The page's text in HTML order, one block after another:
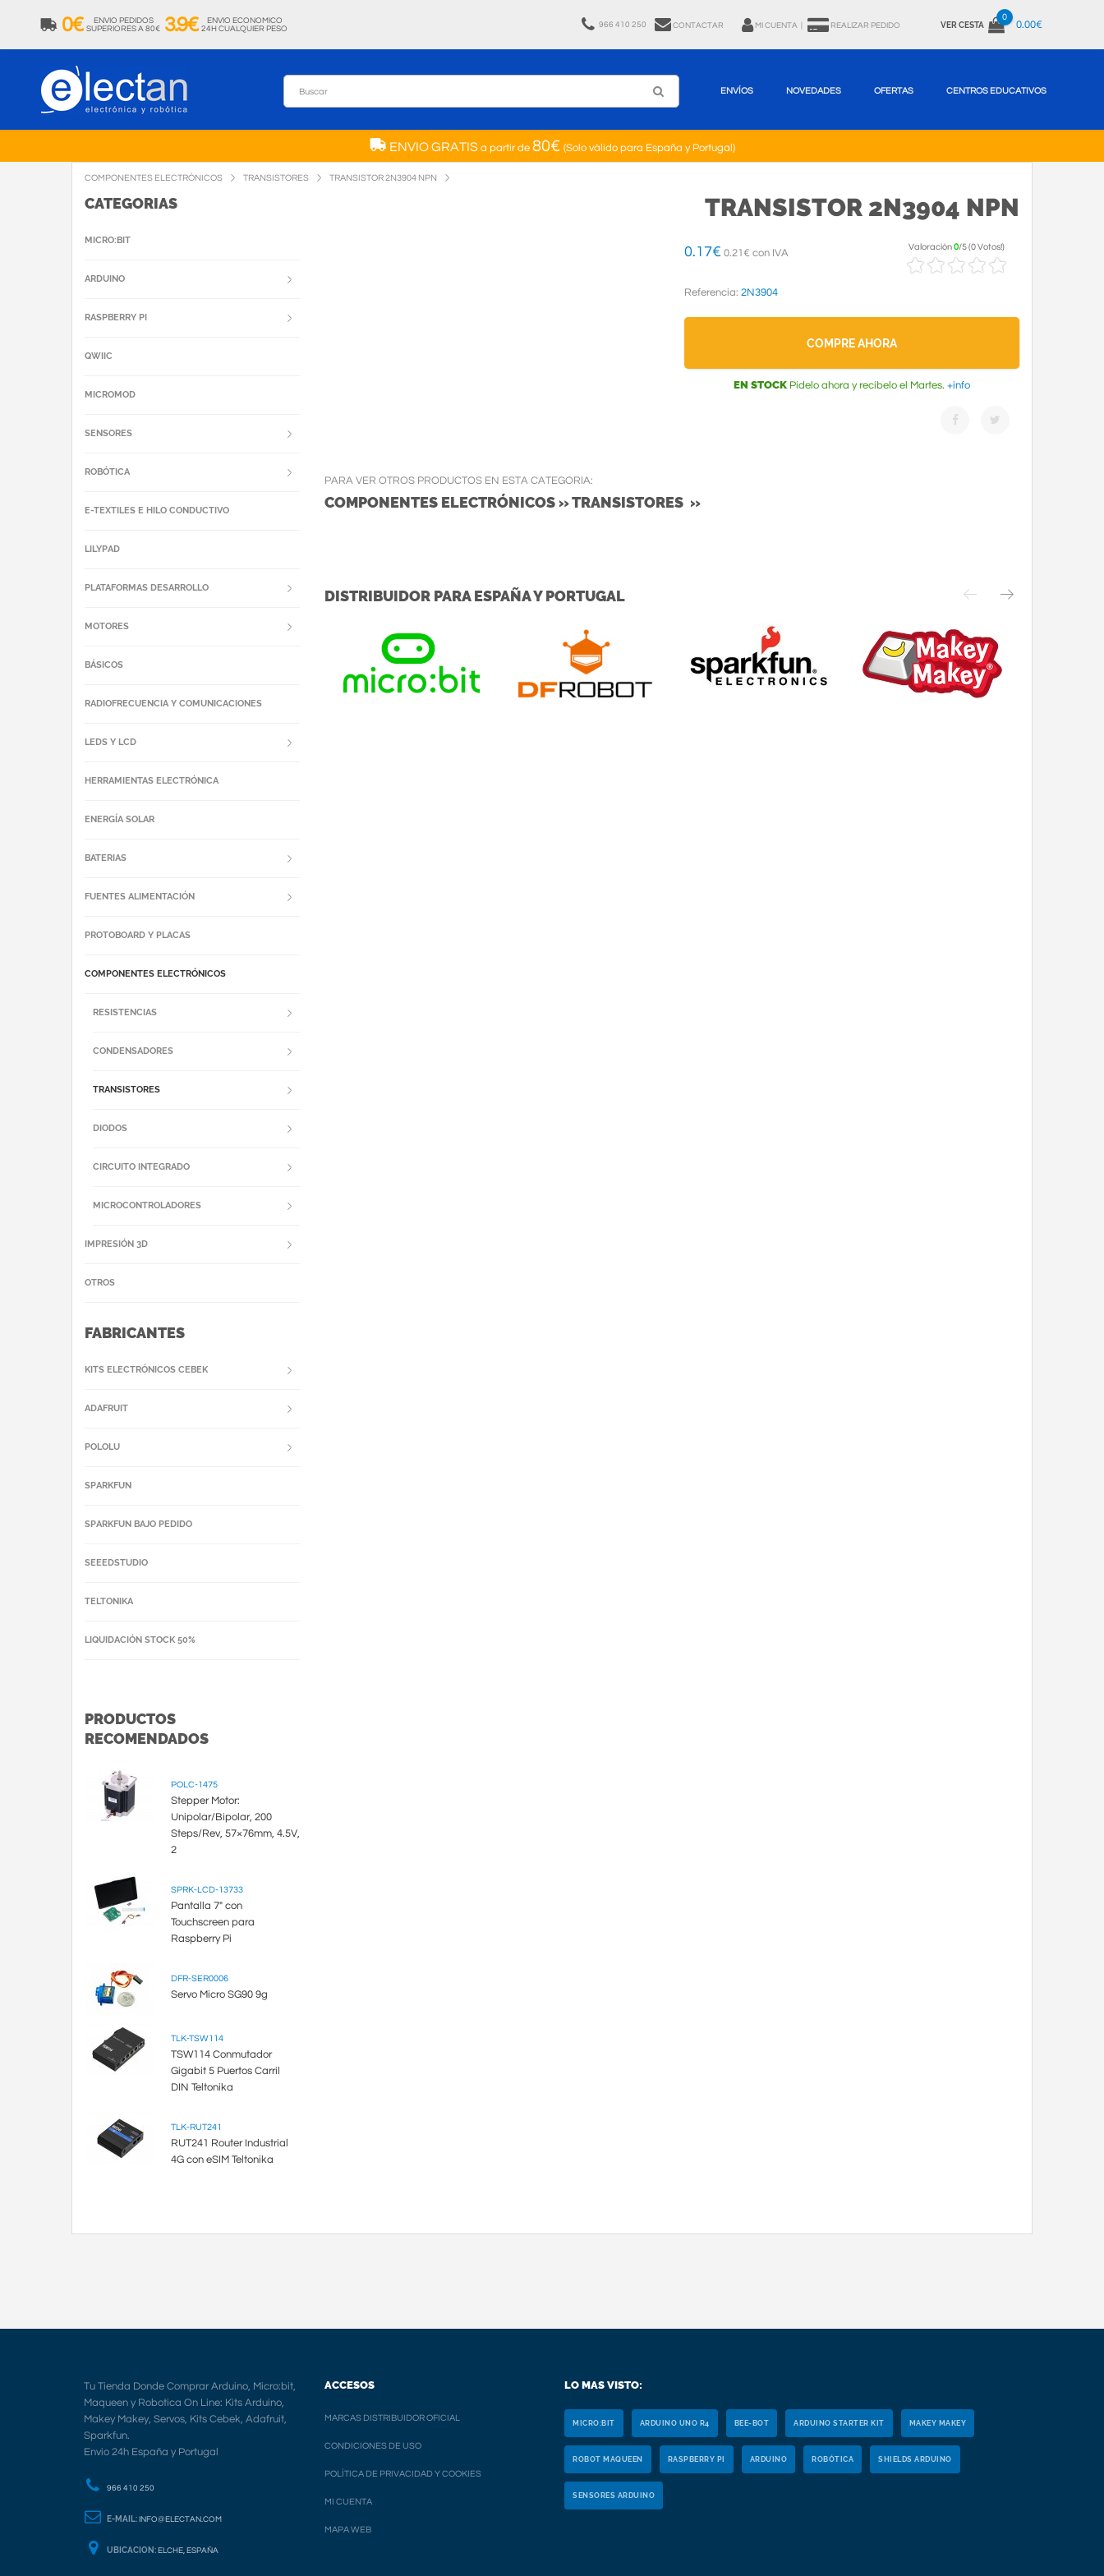
0€
ENVIO PEDIDOS
SUPERIORES A 80€ 3.9€
ENVIO ECONOMICO
24H CUALQUIER PESO
966 410 250 CONTACTAR MI CUENTA REALIZAR PEDIDO VER CESTA
0
0.00€
ENVÍOS NOVEDADES OFERTAS CENTROS EDUCATIVOS
ENVIO GRATISa partir de 80€ (Solo válido para España y Portugal)
COMPONENTES ELECTRÓNICOS TRANSISTORES TRANSISTOR 2N3904 NPN
TRANSISTOR 2N3904 NPN
0.17€ 0.21€ con IVA
Valoración0/5(0 Votos!)
Referencia: 2N3904
COMPRE AHORA
EN STOCK Pídelo ahora y recíbelo el Martes. +info
PARA VER OTROS PRODUCTOS EN ESTA CATEGORIA:
COMPONENTES ELECTRÓNICOS » TRANSISTORES »
DISTRIBUIDOR PARA ESPAÑA Y PORTUGAL
CATEGORIAS
MICRO:BIT
ARDUINO
RASPBERRY PI
QWIIC
MICROMOD
SENSORES
ROBÓTICA
E-TEXTILES E HILO CONDUCTIVO
LILYPAD
PLATAFORMAS DESARROLLO
MOTORES
BÁSICOS
RADIOFRECUENCIA Y COMUNICACIONES
LEDS Y LCD
HERRAMIENTAS ELECTRÓNICA
ENERGÍA SOLAR
BATERIAS
FUENTES ALIMENTACIÓN
PROTOBOARD Y PLACAS
COMPONENTES ELECTRÓNICOS
RESISTENCIAS
CONDENSADORES
TRANSISTORES
DIODOS
CIRCUITO INTEGRADO
MICROCONTROLADORES
IMPRESIÓN 3D
OTROS
FABRICANTES
KITS ELECTRÓNICOS CEBEK
ADAFRUIT
POLOLU
SPARKFUN
SPARKFUN BAJO PEDIDO
SEEEDSTUDIO
TELTONIKA
LIQUIDACIÓN STOCK 50%
PRODUCTOS
RECOMENDADOS
POLC-1475
Stepper Motor:
Unipolar/Bipolar, 200
Steps/Rev, 57×76mm, 4.5V,
2
SPRK-LCD-13733
Pantalla 7" con
Touchscreen para
Raspberry Pi
DFR-SER0006
Servo Micro SG90 9g
TLK-TSW114
TSW114 Conmutador
Gigabit 5 Puertos Carril
DIN Teltonika
TLK-RUT241
RUT241 Router Industrial
4G con eSIM Teltonika
Tu Tienda Donde Comprar Arduino, Micro:bit,
Maqueen y Robotica On Line: Kits Arduino,
Makey Makey, Servos, Kits Cebek, Adafruit,
Sparkfun.
Envio 24h España y Portugal
966 410 250
E-MAIL: INFO@ELECTAN.COM
UBICACION: ELCHE, ESPAÑA
ACCESOS
MARCAS DISTRIBUIDOR OFICIAL
CONDICIONES DE USO
POLÍTICA DE PRIVACIDAD Y COOKIES
MI CUENTA
MAPA WEB
LO MAS VISTO:
MICRO:BIT ARDUINO UNO R4 BEE-BOT ARDUINO STARTER KIT MAKEY MAKEY
ROBOT MAQUEEN RASPBERRY PI ARDUINO ROBÓTICA SHIELDS ARDUINO
SENSORES ARDUINO